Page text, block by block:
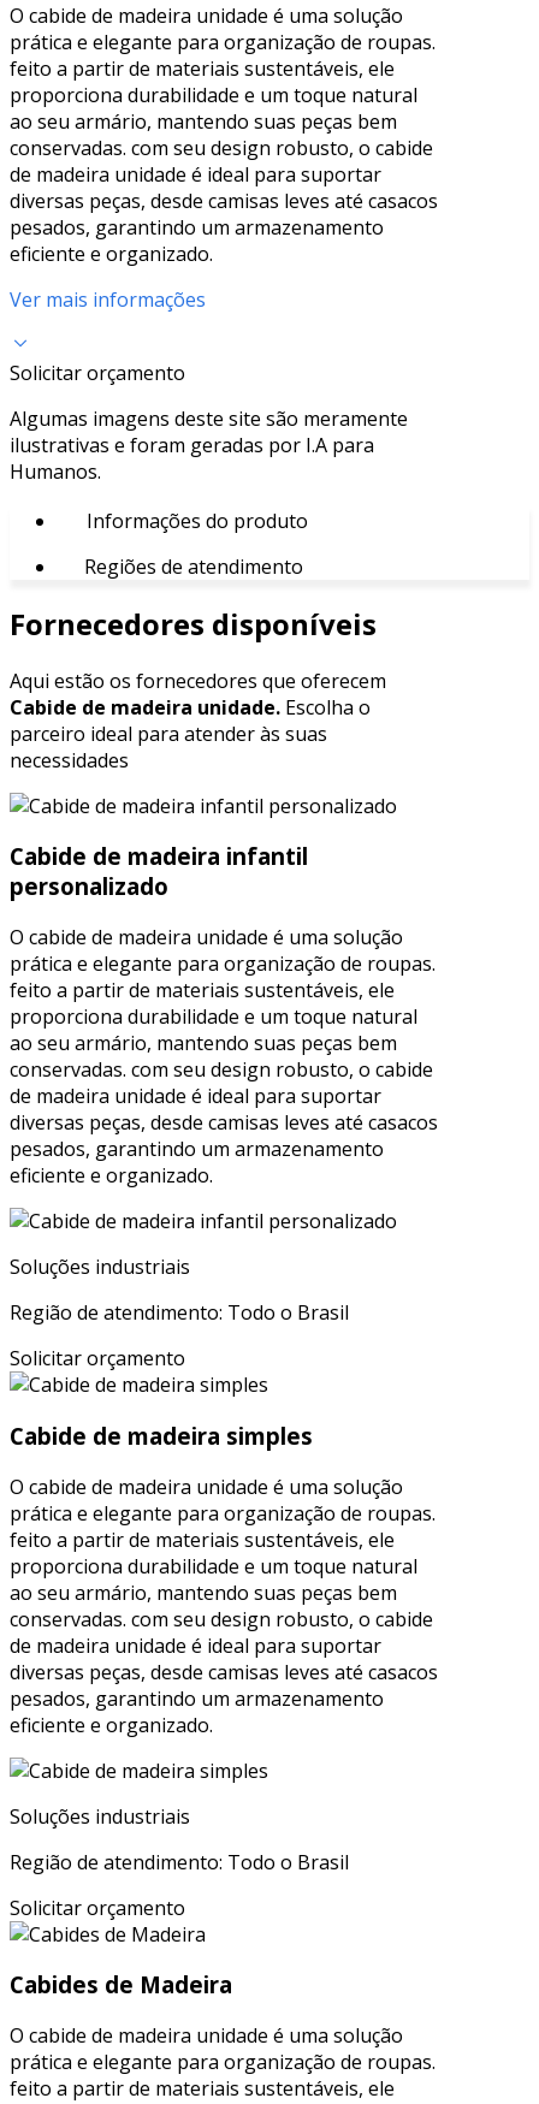
O cabide de madeira unidade é uma solução
prática e elegante para organização de roupas.
feito a partir de materiais sustentáveis, ele
proporciona durabilidade e um toque natural
ao seu armário, mantendo suas peças bem
conservadas. com seu design robusto, o cabide
de madeira unidade é ideal para suportar
diversas peças, desde camisas leves até casacos
pesados, garantindo um armazenamento
eficiente e organizado.
Ver mais informações
Solicitar orçamento
Algumas imagens deste site são meramente
ilustrativas e foram geradas por I.A para
Humanos.
Informações do produto
Regiões de atendimento
Fornecedores disponíveis
Aqui estão os fornecedores que oferecem
Cabide de madeira unidade. Escolha o
parceiro ideal para atender às suas
necessidades
Cabide de madeira infantil
personalizado
O cabide de madeira unidade é uma solução
prática e elegante para organização de roupas.
feito a partir de materiais sustentáveis, ele
proporciona durabilidade e um toque natural
ao seu armário, mantendo suas peças bem
conservadas. com seu design robusto, o cabide
de madeira unidade é ideal para suportar
diversas peças, desde camisas leves até casacos
pesados, garantindo um armazenamento
eficiente e organizado.
Soluções industriais
Região de atendimento: Todo o Brasil
Solicitar orçamento
Cabide de madeira simples
O cabide de madeira unidade é uma solução
prática e elegante para organização de roupas.
feito a partir de materiais sustentáveis, ele
proporciona durabilidade e um toque natural
ao seu armário, mantendo suas peças bem
conservadas. com seu design robusto, o cabide
de madeira unidade é ideal para suportar
diversas peças, desde camisas leves até casacos
pesados, garantindo um armazenamento
eficiente e organizado.
Soluções industriais
Região de atendimento: Todo o Brasil
Solicitar orçamento
Cabides de Madeira
O cabide de madeira unidade é uma solução
prática e elegante para organização de roupas.
feito a partir de materiais sustentáveis, ele